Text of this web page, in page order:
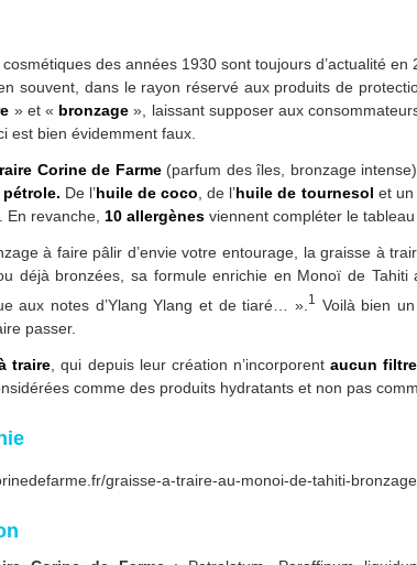
des années 1930 sont toujours d’actualité
souvent, dans le rayon réservé aux produits de
» et « bronzage », laissant supposer aux
est bien évidemment faux.
Corine de Farme(parfum des îles, bronzage
De l’huile de coco, de l’huile de tournesol et un
En revanche, 10 allergènes viennent compléter le tableau
à faire pâlir d’envie votre entourage, la graisse à
déjà bronzées, sa formule enrichie en Monoï de
aux notes d’Ylang Ylang et de tiaré… ». 1
Voilà bien
passer.
traire , qui depuis leur création n’incorporent aucun
comme des produits hydratants et non pas
graisse-a-traire-au-monoi-de-tahiti-